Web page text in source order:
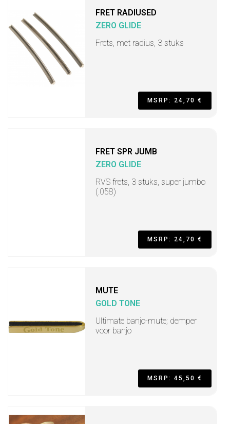
FRET RADIUSED
ZERO GLIDE
Frets, met radius, 3 stuks
MSRP: 24,70 €
FRET SPR JUMB
ZERO GLIDE
RVS frets, 3 stuks, super jumbo
(.058)
MSRP: 24,70 €
MUTE
GOLD TONE
Ultimate banjo-mute; demper
voor banjo
MSRP: 45,50 €